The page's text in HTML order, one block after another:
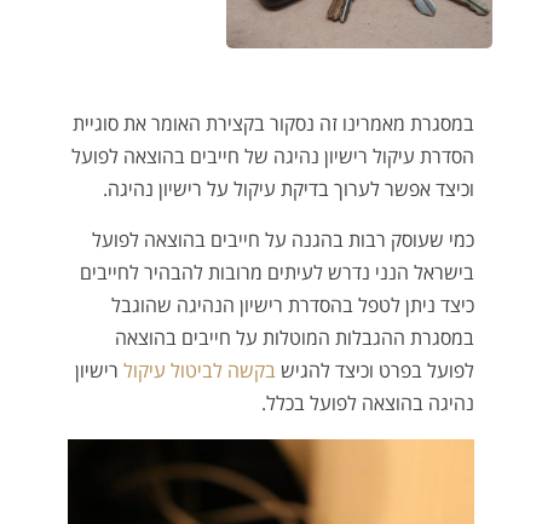
במסגרת מאמרינו זה נסקור בקצירת האומר את סוגיית
הסדרת עיקול רישיון נהיגה של חייבים בהוצאה לפועל
וכיצד אפשר לערוך בדיקת עיקול על רישיון נהיגה.
כמי שעוסק רבות בהגנה על חייבים בהוצאה לפועל
בישראל הנני נדרש לעיתים מרובות להבהיר לחייבים
כיצד ניתן לטפל בהסדרת רישיון הנהיגה שהוגבל
במסגרת ההגבלות המוטלות על חייבים בהוצאה
לפועל בפרט וכיצד להגישבקשה לביטול עיקול רישיון
נהיגה בהוצאה לפועל בכלל.